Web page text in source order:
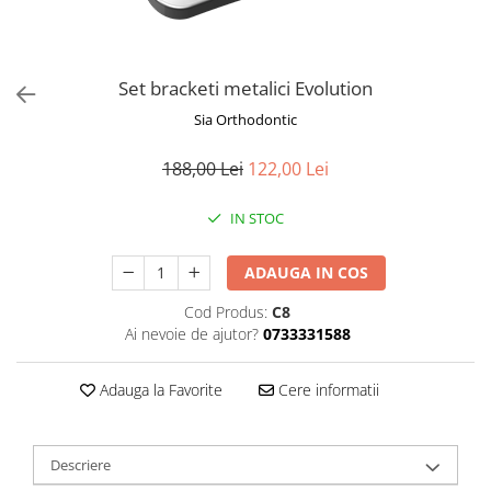
Set bracketi metalici Evolution
Sia Orthodontic
188,00 Lei 122,00 Lei
IN STOC
ADAUGA IN COS
Cod Produs: C8
Ai nevoie de ajutor? 0733331588
Adauga la Favorite Cere informatii
Descriere